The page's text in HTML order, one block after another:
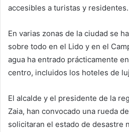
accesibles a turistas y residentes.
En varias zonas de la ciudad se
sobre todo en el Lido y en el
agua ha entrado prácticamente
centro, incluidos los hoteles de
El alcalde y el presidente de la
Zaia, han convocado una rueda
solicitaran el estado de desastre